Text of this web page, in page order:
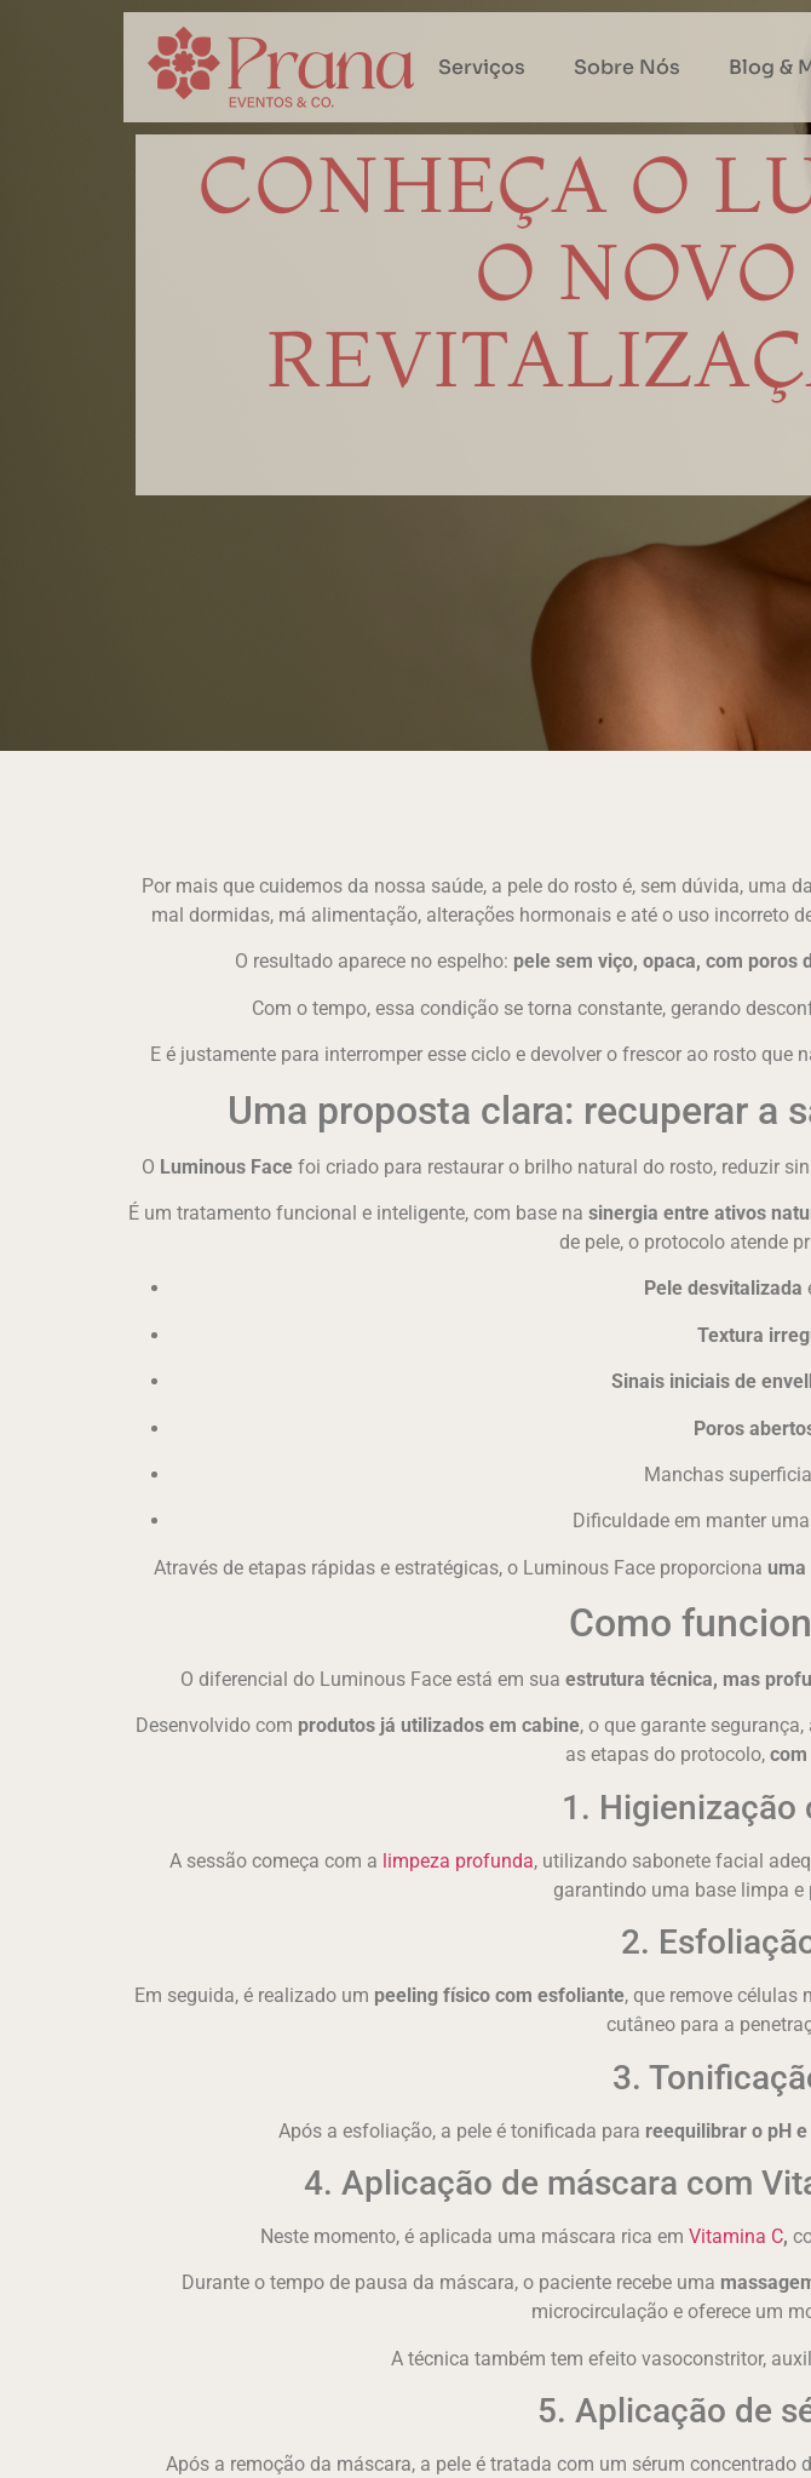
Serviços Sobre Nós Blog &
CONHEÇA O
O
Por mais que cuidemos da nossa saúde, a pele do rosto é, sem dúvida, uma
mal dormidas, má alimentação, alterações hormonais e até o uso incorreto
O resultado aparece no espelho: pele sem viço, opaca, com poros
Com o tempo, essa condição se torna constante, gerando
E é justamente para interromper esse ciclo e devolver o frescor ao rosto que
Uma proposta clara: recuperar a
O Luminous Face foi criado para restaurar o brilho natural do rosto, reduzir
É um tratamento funcional e inteligente, com base na sinergia entre ativos
de pele, o protocolo atende
Pele desvitalizada
Textura
Sinais iniciais de
Poros
Manchas
Dificuldade em manter
Através de etapas rápidas e estratégicas, o Luminous Face proporciona uma
Como
O diferencial do Luminous Face está em sua estrutura técnica, mas
Desenvolvido com produtos já utilizados em cabine, o que garante
as etapas do protocolo,
1. Higienização
A sessão começa com a limpeza profunda, utilizando sabonete facial
garantindo uma base limpa
2.
Em seguida, é realizado um peeling físico com esfoliante, que remove células
cutâneo para a
3.
Após a esfoliação, a pele é tonificada para reequilibrar o pH
4. Aplicação de máscara com
Neste momento, é aplicada uma máscara rica em Vitamina C,
Durante o tempo de pausa da máscara, o paciente recebe uma
microcirculação e oferece um
A técnica também tem efeito vasoconstritor,
5. Aplicação de
Após a remoção da máscara, a pele é tratada com um sérum concentrado